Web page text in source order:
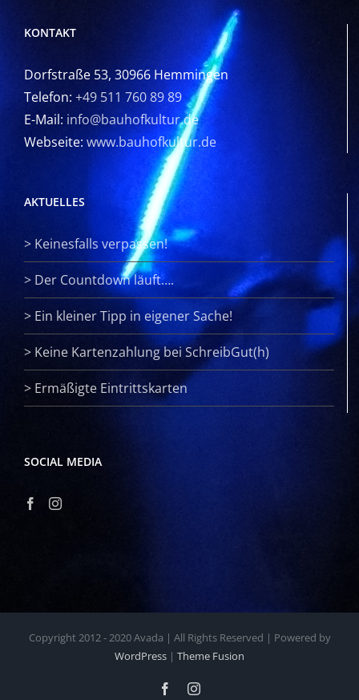
KONTAKT
Dorfstraße 53, 30966 Hemmingen
Telefon: +49 511 760 89 89
E-Mail: info@bauhofkultur.de
Webseite: www.bauhofkultur.de
AKTUELLES
> Keinesfalls verpassen!
> Der Countdown läuft….
> Ein kleiner Tipp in eigener Sache!
> Keine Kartenzahlung bei SchreibGut(h)
> Ermäßigte Eintrittskarten
SOCIAL MEDIA
Copyright 2012 - 2020 Avada | All Rights Reserved | Powered by
WordPress | Theme Fusion
FacebookInstagram